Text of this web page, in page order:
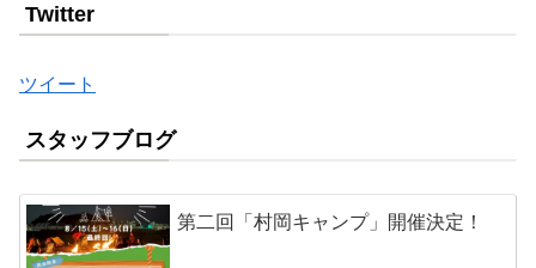
Twitter
ツイート
スタッフブログ
第二回「村岡キャンプ」開催決定！